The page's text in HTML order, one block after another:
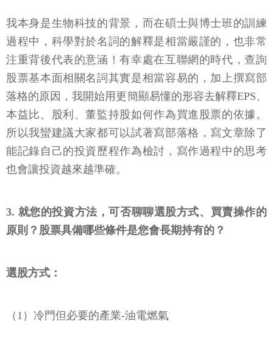
我本身是生物科技的背景，而在碩士與博士班的訓練
過程中，科學對於名詞的解釋是相當嚴謹的，也非常
注重背後代表的意涵！有幸處在互聯網的時代，查詢
股票基本面相關名詞其實是相當容易的，加上撰寫部
落格的原因，我開始用更簡顯易懂的形容去解釋EPS、
本益比、股利、董監持股如何作為買進股票的依據。
所以我蠻建議大家都可以試著寫部落格，寫文章除了
能記錄自己的投資歷程作為檢討，寫作過程中的思考
也會讓投資越來越準確。
3. 就您的投資方法，可否聊聊選股方式、買賣操作的
原則？股票具備哪些條件是您會長期持有的？
選股方式：
（1）冷門但必要的產業-油電燃氣